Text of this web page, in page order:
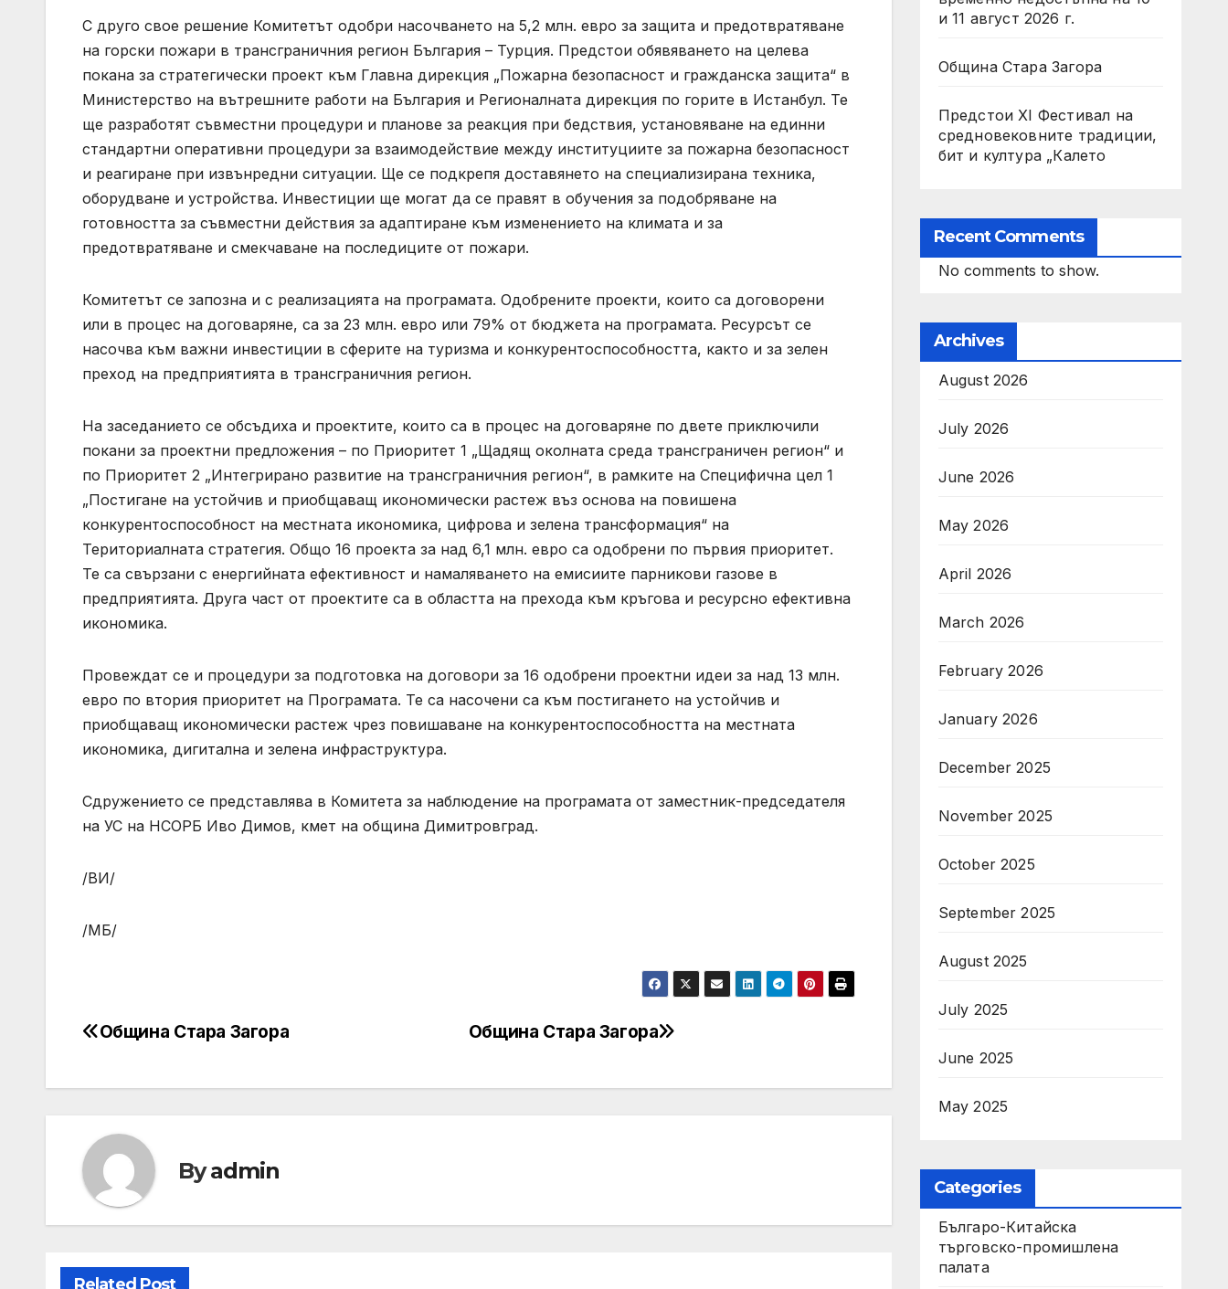
С друго свое решение Комитетът одобри насочването на 5,2 млн. евро за защита и предотвратяване
на горски пожари в трансграничния регион България – Турция. Предстои обявяването на целева
покана за стратегически проект към Главна дирекция „Пожарна безопасност и гражданска защита“ в
Министерство на вътрешните работи на България и Регионалната дирекция по горите в Истанбул. Те
ще разработят съвместни процедури и планове за реакция при бедствия, установяване на единни
стандартни оперативни процедури за взаимодействие между институциите за пожарна безопасност
и реагиране при извънредни ситуации. Ще се подкрепя доставянето на специализирана техника,
оборудване и устройства. Инвестиции ще могат да се правят в обучения за подобряване на
готовността за съвместни действия за адаптиране към изменението на климата и за
предотвратяване и смекчаване на последиците от пожари.
Комитетът се запозна и с реализацията на програмата. Одобрените проекти, които са договорени
или в процес на договаряне, са за 23 млн. евро или 79% от бюджета на програмата. Ресурсът се
насочва към важни инвестиции в сферите на туризма и конкурентоспособността, както и за зелен
преход на предприятията в трансграничния регион.
На заседанието се обсъдиха и проектите, които са в процес на договаряне по двете приключили
покани за проектни предложения – по Приоритет 1 „Щадящ околната среда трансграничен регион“ и
по Приоритет 2 „Интегрирано развитие на трансграничния регион“, в рамките на Специфична цел 1
„Постигане на устойчив и приобщаващ икономически растеж въз основа на повишена
конкурентоспособност на местната икономика, цифрова и зелена трансформация“ на
Териториалната стратегия. Общо 16 проекта за над 6,1 млн. евро са одобрени по първия приоритет.
Те са свързани с енергийната ефективност и намаляването на емисиите парникови газове в
предприятията. Друга част от проектите са в областта на прехода към кръгова и ресурсно ефективна
икономика.
Провеждат се и процедури за подготовка на договори за 16 одобрени проектни идеи за над 13 млн.
евро по втория приоритет на Програмата. Те са насочени са към постигането на устойчив и
приобщаващ икономически растеж чрез повишаване на конкурентоспособността на местната
икономика, дигитална и зелена инфраструктура.
Сдружението се представлява в Комитета за наблюдение на програмата от заместник-председателя
на УС на НСОРБ Иво Димов, кмет на община Димитровград.
/ВИ/
/МБ/
Post
Община Стара Загора
Община Стара Загора
Byadmin
Related Post
и 11 август 2026 г.
Община Стара Загора
Предстои XI Фестивал на
средновековните традиции,
бит и култура „Калето
Recent Comments
No comments to show.
Archives
August 2026
July 2026
June 2026
May 2026
April 2026
March 2026
February 2026
January 2026
December 2025
November 2025
October 2025
September 2025
August 2025
July 2025
June 2025
May 2025
Categories
Българо-Китайска
търговско-промишлена
палата